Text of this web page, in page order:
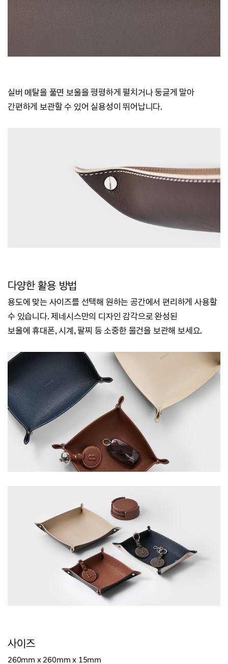
실버 메탈을 풀면 보울을 평평하게 펼치거나 둥글게 말아
간편하게 보관할 수 있어 실용성이 뛰어납니다.
다양한 활용 방법
용도에 맞는 사이즈를 선택해 원하는 공간에서 편리하게 사용할
수 있습니다.제네시스만의 디자인 감각으로 완성된
보울에휴대폰, 시계, 팔찌 등 소중한 물건을 보관해 보세요.
사이즈
260mm x 260mm x 15mm